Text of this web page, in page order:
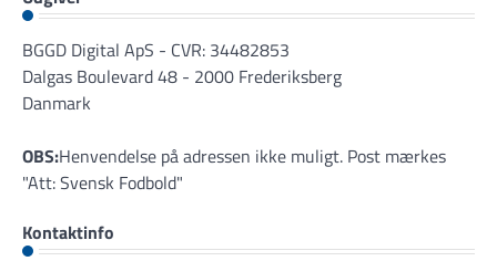
BGGD Digital ApS - CVR: 34482853
Dalgas Boulevard 48 - 2000 Frederiksberg
Danmark
OBS:Henvendelse på adressen ikke muligt. Post mærkes
"Att: Svensk Fodbold"
Kontaktinfo